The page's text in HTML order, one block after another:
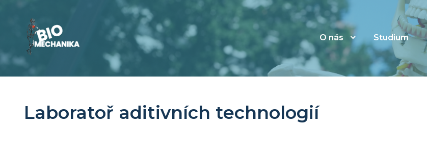
O nás Studium
Laboratoř aditivních technologií